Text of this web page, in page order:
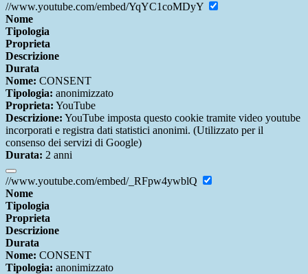
//www.youtube.com/embed/YqYC1coMDyY
Nome
Tipologia
Proprieta
Descrizione
Durata
Nome: CONSENT
Tipologia: anonimizzato
Proprieta: YouTube
Descrizione: YouTube imposta questo cookie tramite video youtube
incorporati e registra dati statistici anonimi. (Utilizzato per il
consenso dei servizi di Google)
Durata: 2 anni
//www.youtube.com/embed/_RFpw4ywblQ
Nome
Tipologia
Proprieta
Descrizione
Durata
Nome: CONSENT
Tipologia: anonimizzato